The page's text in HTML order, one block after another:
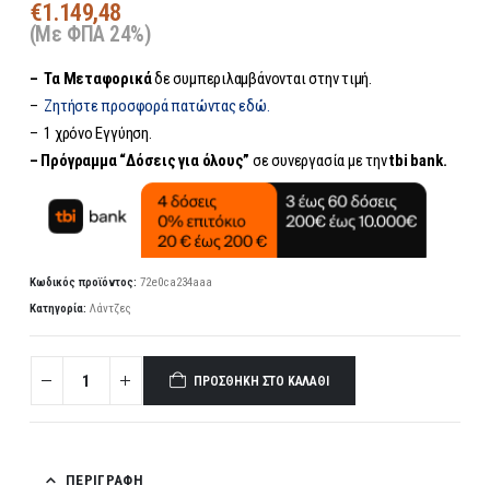
€1.149,48
(Με ΦΠΑ 24%)
– Τα Μεταφορικάδε συμπεριλαμβάνονται στην τιμή.
– Ζητήστε προσφορά πατώντας εδώ.
– 1 χρόνο Εγγύηση.
– Πρόγραμμα “Δόσεις για όλους” σε συνεργασία με τηνtbi bank.
Κωδικός προϊόντος: 72e0ca234aaa
Κατηγορία: Λάντζες
ΠΡΟΣΘΉΚΗ ΣΤΟ ΚΑΛΆΘΙ
ΠΕΡΙΓΡΑΦΉ